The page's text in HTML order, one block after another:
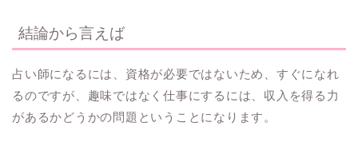
結論から言えば
占い師になるには、資格が必要ではないため、すぐになれ
るのですが、趣味ではなく仕事にするには、収入を得る力
があるかどうかの問題ということになります。